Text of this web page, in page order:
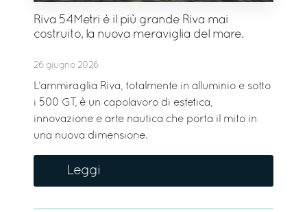
Riva 54Metri è il più grande Riva mai
costruito, la nuova meraviglia del mare.
26 giugno 2026
L’ammiraglia Riva, totalmente in alluminio e sotto
i 500 GT, è un capolavoro di estetica,
innovazione e arte nautica che porta il mito in
una nuova dimensione.
Leggi